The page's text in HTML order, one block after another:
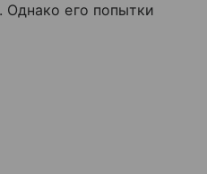
Однако его попытки